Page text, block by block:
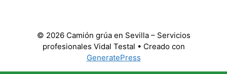
© 2026 Camión grúa en Sevilla – Servicios
profesionales Vidal Testal • Creado con
GeneratePress